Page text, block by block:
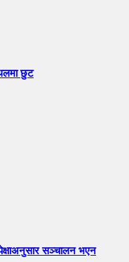
छुट
सञ्चालन भएन